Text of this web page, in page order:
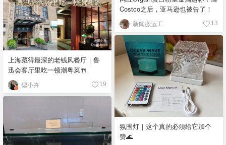
Costco之后，亚马逊也被告了！
新闻搬运工 13
上海藏得最深的老钱风餐厅｜鲁
迅会客厅里吃一顿潮粤菜🍴
偲小卉 19
氛围灯｜这个真的必须给它加个
赞🌊